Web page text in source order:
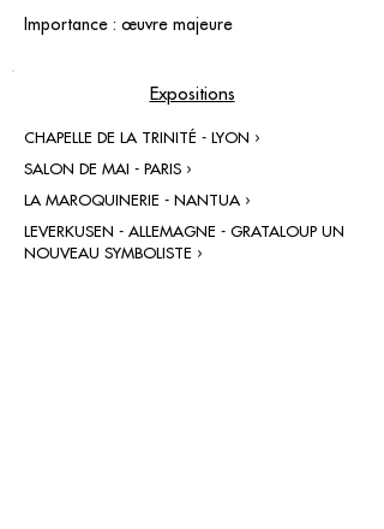
Importance : œuvre majeure
Expositions
CHAPELLE DE LA TRINITÉ - LYON ›
SALON DE MAI - PARIS ›
LA MAROQUINERIE - NANTUA ›
LEVERKUSEN - ALLEMAGNE - GRATALOUP UN
NOUVEAU SYMBOLISTE ›